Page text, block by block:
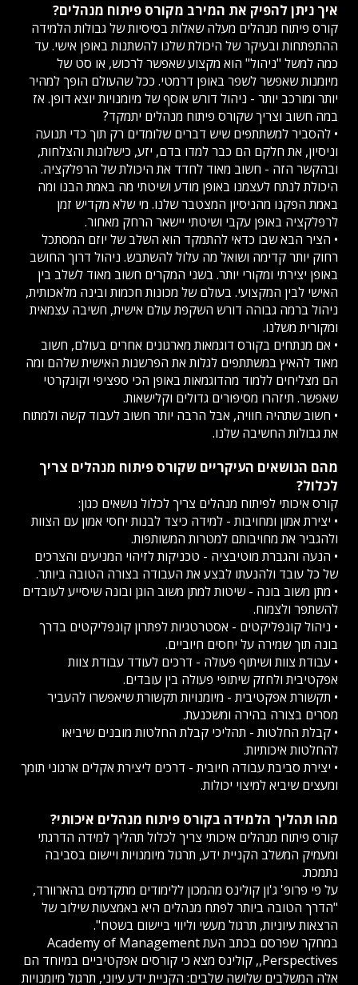
איך ניתן להפיק את המירב מקורס פיתוח מנהלים?
קורס פיתוח מנהלים מעלה שאלות בסיסיות של גבולות הלמידה
ההתפתחות ובעיקר של היכולת שלנו להשתנות באופן אישי. עד
כמה למשל "ניהול" הוא מקצוע שאפשר לרכוש, או סט של
מיומנות שאפשר לשפר באופן דרמטי. ככל שהעולם הופך למהיר
יותר ומורכב יותר - ניהול דורש אוסף של מיומנויות יוצא דופן. אז
במה חשוב וצריך שקורס פיתוח מנהלים יתמקד?
• להסביר למשתתפים שיש דברים שלומדים רק תוך כדי תנועה
וניסיון, את חלקם הם כבר למדו בדם, יזע, כישלונות והצלחות,
ובהקשר הזה - חשוב מאוד לחדד את היכולת של הרפלקציה.
היכולת לנתח לעצמנו באופן מודע ושיטתי מה באמת הבנו ומה
באמת הפקנו מהניסיון המצטבר שלנו. מי שלא מקדיש זמן
לרפלקציה באופן עקבי ושיטתי יישאר הרחק מאחור.
• הציר הבא שבו כדאי להתמקד הוא השלב של יוזם המסתכל
רחוק יותר קדימה ושואל מה עלול להשתבש. ניהול דרוך החושב
באופן יצירתי ומקורי יותר. בשני המקרים חשוב מאוד לשלב בין
האישי לבין המקצועי. בעולם של מכונות חכמות ובינה מלאכותית,
ניהול ברמה גבוהה דורש השקפת עולם אישית, חשיבה עצמאית
ומקורית משלנו.
• אם מנתחים בקורס דוגמאות מארגונים אחרים בעולם, חשוב
מאוד להאיץ במשתתפים לגלות את הפרשנות האישית שלהם ומה
הם מצליחים ללמוד מהדוגמאות באופן הכי ספציפי וקונקרטי
שאפשר. תיזהרו מסיפורים גדולים וקלישאות.
• חשוב שתהיה חוויה, אבל הרבה יותר חשוב לעבוד קשה ולמתוח
את גבולות החשיבה שלנו.
מהם הנושאים העיקריים שקורס פיתוח מנהלים צריך
לכלול?
קורס איכותי לפיתוח מנהלים צריך לכלול נושאים כגון:
• יצירת אמון ומחויבות - למידה כיצד לבנות יחסי אמון עם הצוות
ולהגביר את מחויבותם למטרות המשותפות.
• הנעה והגברת מוטיבציה - טכניקות לזיהוי המניעים והצרכים
של כל עובד ולהנעתו לבצע את העבודה בצורה הטובה ביותר.
• מתן משוב בונה - שיטות למתן משוב הוגן ובונה שיסייע לעובדים
להשתפר ולצמוח.
• ניהול קונפליקטים - אסטרטגיות לפתרון קונפליקטים בדרך
בונה תוך שמירה על יחסים חיוביים.
• עבודת צוות ושיתוף פעולה - דרכים לעודד עבודת צוות
אפקטיבית ולחזק שיתופי פעולה בין עובדים.
• תקשורת אפקטיבית - מיומנויות תקשורת שיאפשרו להעביר
מסרים בצורה בהירה ומשכנעת.
• קבלת החלטות - תהליכי קבלת החלטות מובנים שיביאו
להחלטות איכותיות.
• יצירת סביבת עבודה חיובית - דרכים ליצירת אקלים ארגוני תומך
ומעצים שיביא למיצוי יכולות.
מהו תהליך הלמידה בקורס פיתוח מנהלים איכותי?
קורס פיתוח מנהלים איכותי צריך לכלול תהליך למידה הדרגתי
ומעמיק המשלב הקניית ידע, תרגול מיומנויות ויישום בסביבה
נתמכת.
על פי פרופ' ג'ון קולינס מהמכון ללימודים מתקדמים בהארוורד,
"הדרך הטובה ביותר לפתח מנהלים היא באמצעות שילוב של
הרצאות עיוניות, תרגול מעשי וליווי ביישום בשטח".
במחקר שפרסם בכתב העת Academy of Management
Perspectives,, קולינס מצא כי קורסים אפקטיביים במיוחד הם
אלה המשלבים שלושה שלבים: הקניית ידע עיוני, תרגול מיומנויות